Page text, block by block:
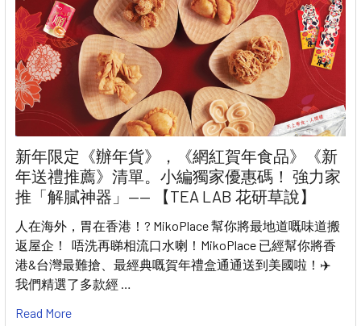
新年限定《辦年貨》，《網紅賀年食品》《新
年送禮推薦》清單。小編獨家優惠碼！ 強力家
推「解膩神器」—— 【TEA LAB 花研草說】
人在海外，胃在香港！? MikoPlace 幫你將最地道嘅味道搬
返屋企！ 唔洗再睇相流口水喇！MikoPlace 已經幫你將香
港&台灣最難搶、最經典嘅賀年禮盒通通送到美國啦！✈️
我們精選了多款經 …
Read More